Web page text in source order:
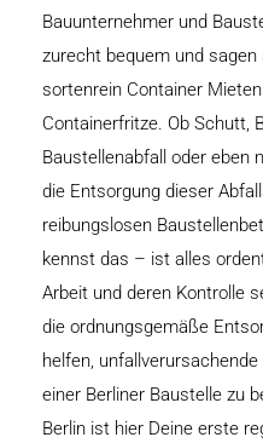
Bauunternehmer und
zurecht bequem und
sortenrein Container
Containerfritze. Ob Schutt,
Baustellenabfall oder eben
die Entsorgung dieser
reibungslosen
kennst das – ist alles
Arbeit und deren Kontrolle
die ordnungsgemäße
helfen,
einer Berliner Baustelle zu
Berlin ist hier Deine erste